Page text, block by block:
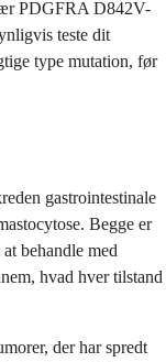
PDGFRA D842V-
teste dit
type mutation, før
gastrointestinale
Begge er
behandle med
hvad hver tilstand
der har spredt